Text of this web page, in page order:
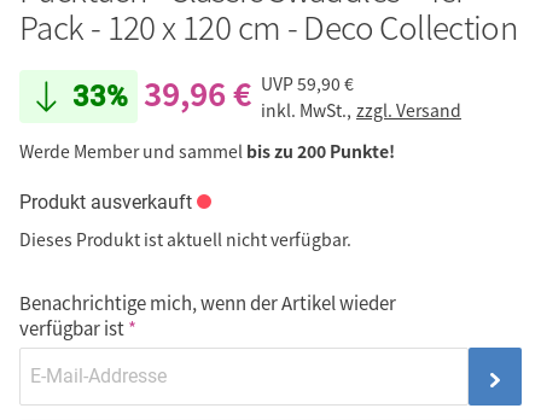
Pack - 120 x 120 cm - Deco Collection
33% 39,96 € UVP59,90 €
inkl. MwSt., zzgl. Versand
Werde Member und sammel bis zu 200 Punkte!
Produkt ausverkauft
Dieses Produkt ist aktuell nicht verfügbar.
Benachrichtige mich, wenn der Artikel wieder
verfügbar ist